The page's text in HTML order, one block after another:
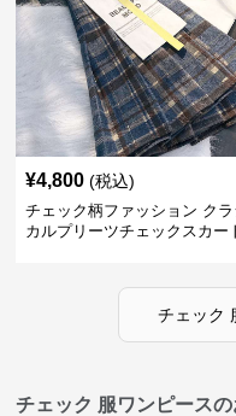
¥4,800 (税込)
チェック柄ファッション クラ
カルプリーツチェックスカー
チェック
チェック 服ワンピース